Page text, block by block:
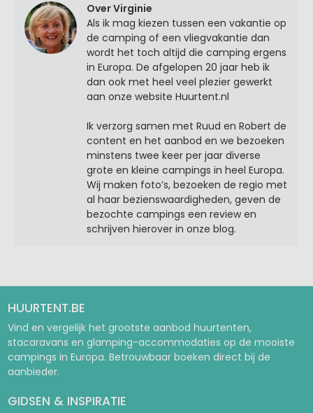
Over Virginie
Als ik mag kiezen tussen een vakantie op
de camping of een vliegvakantie dan
wordt het toch altijd die camping ergens
in Europa. De afgelopen 20 jaar heb ik
dan ook met heel veel plezier gewerkt
aan onze website Huurtent.nl
Ik verzorg samen met Ruud en Robert de
content en het aanbod en we bezoeken
minstens twee keer per jaar diverse
grote en kleine campings in heel Europa.
Wij maken foto’s, bezoeken de regio met
al haar bezienswaardigheden, geven de
bezochte campings een review en
schrijven hierover in onze blog.
HUURTENT.BE
Vind en vergelijk het grootste aanbod huurtenten,
stacaravans en glamping-accommodaties op de mooiste
campings in Europa. Betrouwbaar boeken direct bij de
aanbieder.
GIDSEN & INSPIRATIE